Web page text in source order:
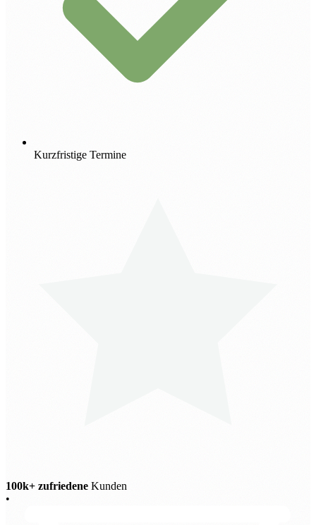
Kurzfristige Termine
100k+ zufriedene Kunden
•